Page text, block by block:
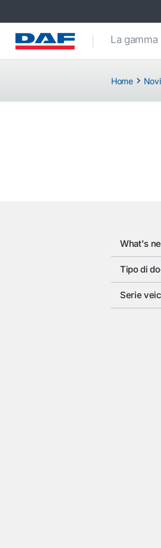
La gamma
Home
What's
Tipo di
Serie